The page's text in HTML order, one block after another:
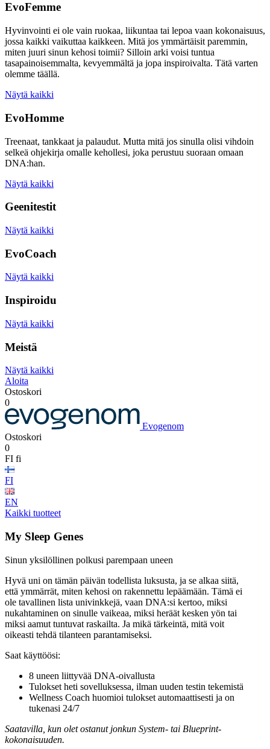
EvoFemme
Hyvinvointi ei ole vain ruokaa, liikuntaa tai lepoa vaan kokonaisuus,
jossa kaikki vaikuttaa kaikkeen. Mitä jos ymmärtäisit paremmin,
miten juuri sinun kehosi toimii? Silloin arki voisi tuntua
tasapainoisemmalta, kevyemmältä ja jopa inspiroivalta. Tätä varten
olemme täällä.
Näytä kaikki
EvoHomme
Treenaat, tankkaat ja palaudut. Mutta mitä jos sinulla olisi vihdoin
selkeä ohjekirja omalle kehollesi, joka perustuu suoraan omaan
DNA:han.
Näytä kaikki
Geenitestit
Näytä kaikki
EvoCoach
Näytä kaikki
Inspiroidu
Näytä kaikki
Meistä
Näytä kaikki
Aloita
Ostoskori
0
Evogenom
Ostoskori
0
FI fi
FI
EN
Kaikki tuotteet
My Sleep Genes
Sinun yksilöllinen polkusi parempaan uneen
Hyvä uni on tämän päivän todellista luksusta, ja se alkaa siitä,
että ymmärrät, miten kehosi on rakennettu lepäämään. Tämä ei
ole tavallinen lista univinkkejä, vaan DNA:si kertoo, miksi
nukahtaminen on sinulle vaikeaa, miksi heräät kesken yön tai
miksi aamut tuntuvat raskailta. Ja mikä tärkeintä, mitä voit
oikeasti tehdä tilanteen parantamiseksi.
Saat käyttöösi:
8 uneen liittyvää DNA-oivallusta
Tulokset heti sovelluksessa, ilman uuden testin tekemistä
Wellness Coach huomioi tulokset automaattisesti ja on
tukenasi 24/7
Saatavilla, kun olet ostanut jonkun System- tai Blueprint-
kokonaisuuden.